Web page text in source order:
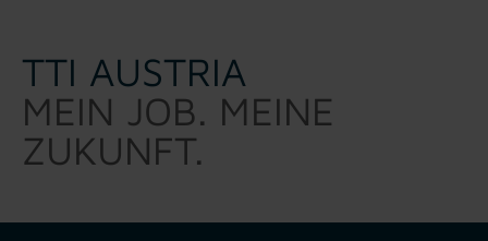
TTI AUSTRIA
MEIN JOB. MEINE
ZUKUNFT.